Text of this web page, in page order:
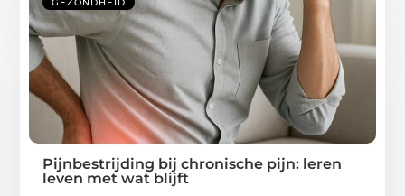
GEZONDHEID
Pijnbestrijding bij chronische pijn: leren
leven met wat blijft